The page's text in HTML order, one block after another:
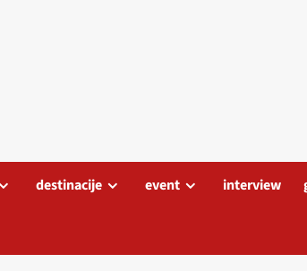
destinacije event interview